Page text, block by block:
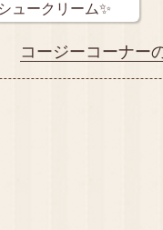
ュークリーム✨
コージーコーナー